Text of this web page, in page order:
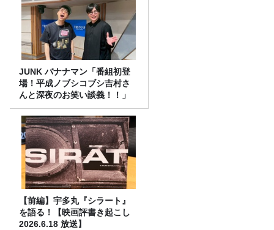
JUNK バナナマン「番組初登
場！平成ノブシコブシ吉村さ
んと深夜のお笑い談義！！」
【前編】宇多丸『シラート』
を語る！【映画評書き起こし
2026.6.18 放送】